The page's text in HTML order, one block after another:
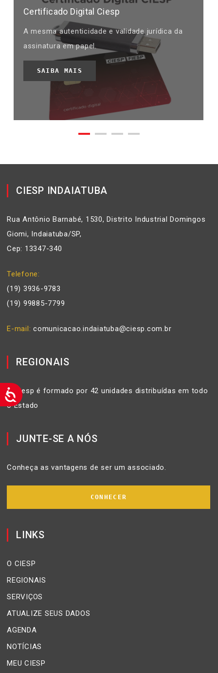
Certificado Digital Ciesp
A mesma autenticidade e validade jurídica da
assinatura em papel.
SAIBA MAIS
CIESP INDAIATUBA
Rua Antônio Barnabé, 1530, Distrito Industrial Domingos
Giomi, Indaiatuba/SP,
Cep: 13347-340
Telefone
(19) 3936-9783
(19) 99885-7799
E-mail comunicacao.indaiatuba@ciesp.com.br
REGIONAIS
O Ciesp é formado por 42 unidades distribuídas em todo
o Estado
JUNTE-SE A NÓS
Conheça as vantagens de ser um associado.
CONHECER
LINKS
O CIESP
REGIONAIS
SERVIÇOS
ATUALIZE SEUS DADOS
AGENDA
NOTÍCIAS
MEU CIESP